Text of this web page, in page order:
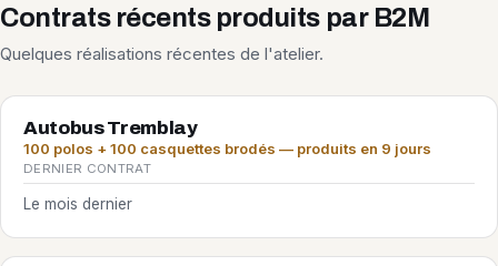
Contrats récents produits par B2M
Quelques réalisations récentes de l'atelier.
Autobus Tremblay
100 polos + 100 casquettes brodés — produits en 9 jours
DERNIER CONTRAT
Le mois dernier